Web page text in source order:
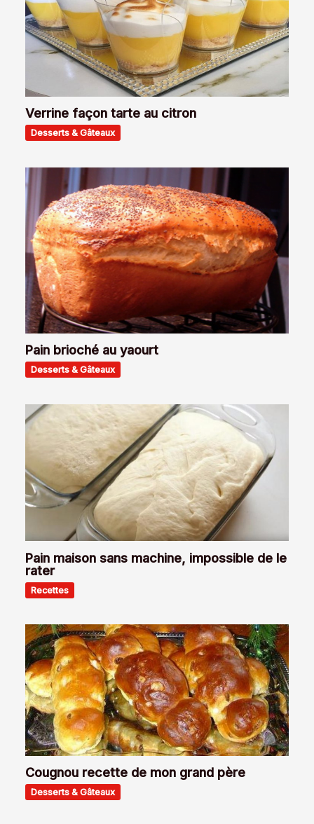
Verrine façon tarte au citron
Desserts & Gâteaux
Pain brioché au yaourt
Desserts & Gâteaux
Pain maison sans machine, impossible de le
rater
Recettes
Cougnou recette de mon grand père
Desserts & Gâteaux